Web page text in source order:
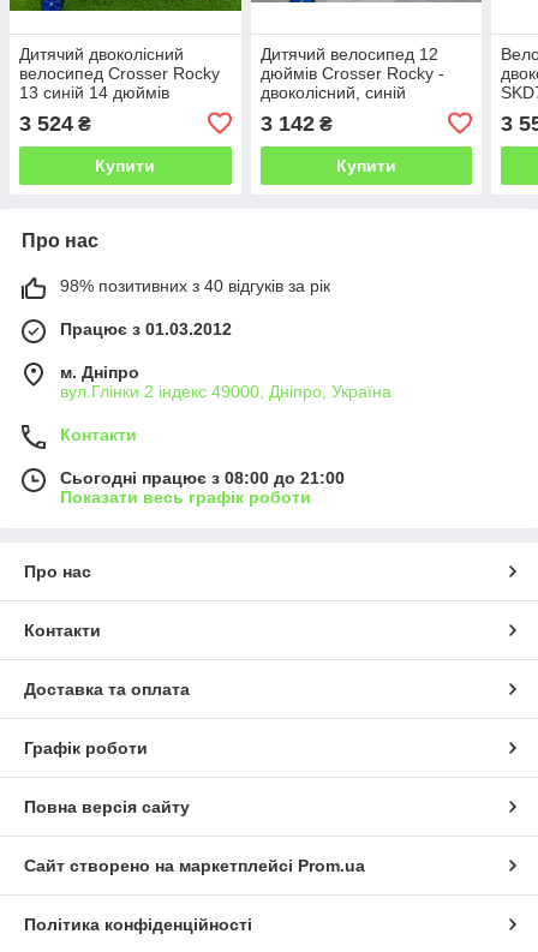
Дитячий двоколісний
велосипед Crosser Rocky
13 синій 14 дюймів
3 524 ₴
Купити
Дитячий велосипед 12
дюймів Crosser Rocky -
двоколісний, синій
3 142₴
Купити
3
Про нас
98% позитивних з 40 відгуків за рік
Працює з 01.03.2012
м. Дніпро
вул.Глінки 2 індекс 49000, Дніпро, Україна
Контакти
Сьогодні працює з 08:00 до 21:00
Показати весь графік роботи
Про нас
Контакти
Доставка та оплата
Графік роботи
Повна версія сайту
Сайт створено на маркетплейсі Prom.ua
Політика конфіденційності